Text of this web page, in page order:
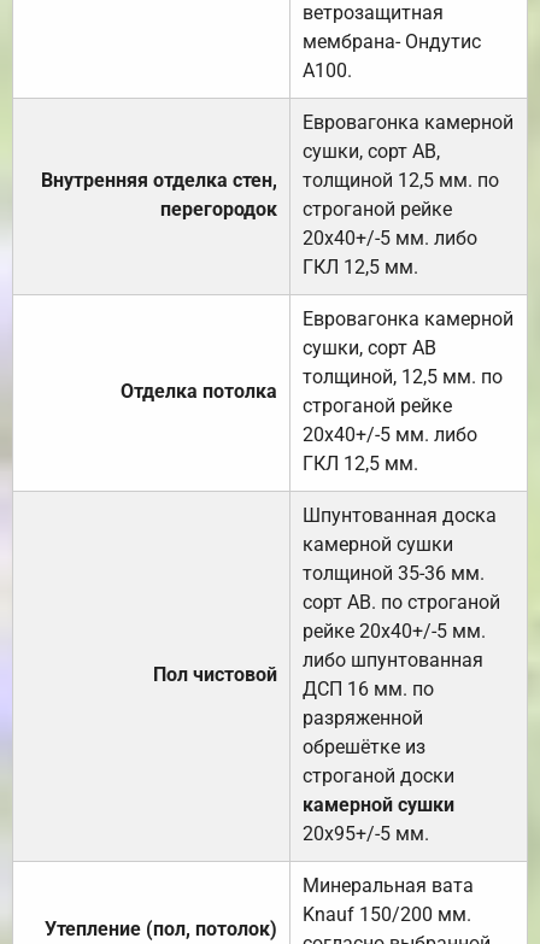
ветрозащитная
мембрана- Ондутис
А100.
Внутренняя отделка стен,
перегородок
Евровагонка камерной
сушки, сорт АВ,
толщиной 12,5 мм. по
строганой рейке
20х40+/-5 мм. либо
ГКЛ 12,5 мм.
Отделка потолка
Евровагонка камерной
сушки, сорт АВ
толщиной, 12,5 мм. по
строганой рейке
20х40+/-5 мм. либо
ГКЛ 12,5 мм.
Пол чистовой
Шпунтованная доска
камерной сушки
толщиной 35-36 мм.
сорт АВ. по строганой
рейке 20х40+/-5 мм.
либо шпунтованная
ДСП 16 мм. по
разряженной
обрешётке из
строганой доски
камерной сушки
20х95+/-5 мм.
Утепление (пол, потолок)
Минеральная вата
Knauf 150/200 мм.